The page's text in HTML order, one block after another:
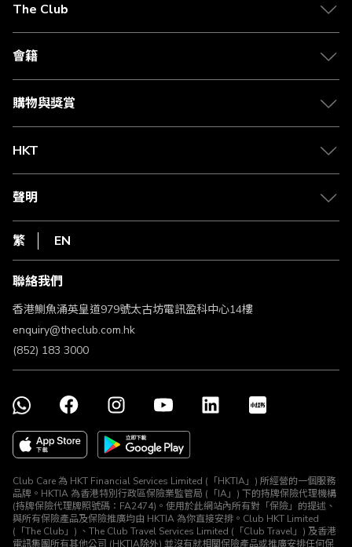
The Club
關於 The Club
合作夥伴
媒體中心
會籍
會籍及專屬禮遇
賺取積分
購物與獎賞
物流與配送
Club Shopping 商品領取站
常見問題
HKT
csl.
1010
HKT
聲明
私隱聲明
使用條款
條款及細則
不歧視及不騷擾聲明
認可牌照及通告
繁 EN
聯絡我們
香港鰂魚涌英皇道979號太古坊電訊盈科中心14樓
enquiry@theclub.com.hk
(852) 183 3000
Club Care 為 HKT Financial Services Limited (「HKTIA」) 所經營的一個服務
品牌。HKTIA 為香港特別行政區保險業監管局 (「IA」) 下的持牌保險代理機構
(持牌保險代理牌照號碼：FA2474)。使用於此網站內所有對「保險」的提述、
與所有保險產品及保險推廣均由 HKTIA 為你直接安排。Club HKT Limited
(「The Club」) 、The Club Travel Services Limited (「Club Travel」) 及香港
電訊集團所有其他公司 (HKTIA除外) 並沒有就相關保險產品或推廣安排任何保